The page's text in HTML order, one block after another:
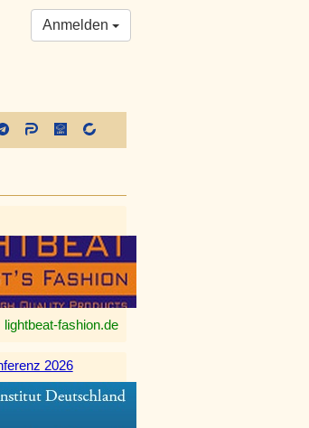
Anmelden
lightbeat-fashion.de
2026